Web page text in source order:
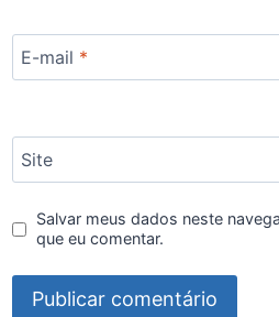
E-mail *
Site
Salvar meus dados neste
que eu comentar.